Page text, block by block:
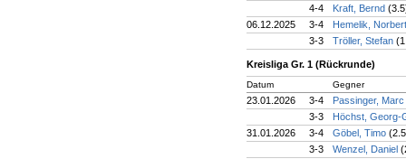
4-4
Kraft, Bernd
06.12.2025
3-4
Hemelik,
3-3
Tröller, Stefan
Kreisliga Gr. 1 (Rückrunde)
Datum Gegner
23.01.2026 3-4
Passinger, Marc
3-3
Höchst,
31.01.2026
3-4 Göbel, Timo
3-3
Wenzel, Daniel